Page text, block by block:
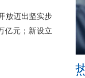
放迈出坚实步
亿元；新设立